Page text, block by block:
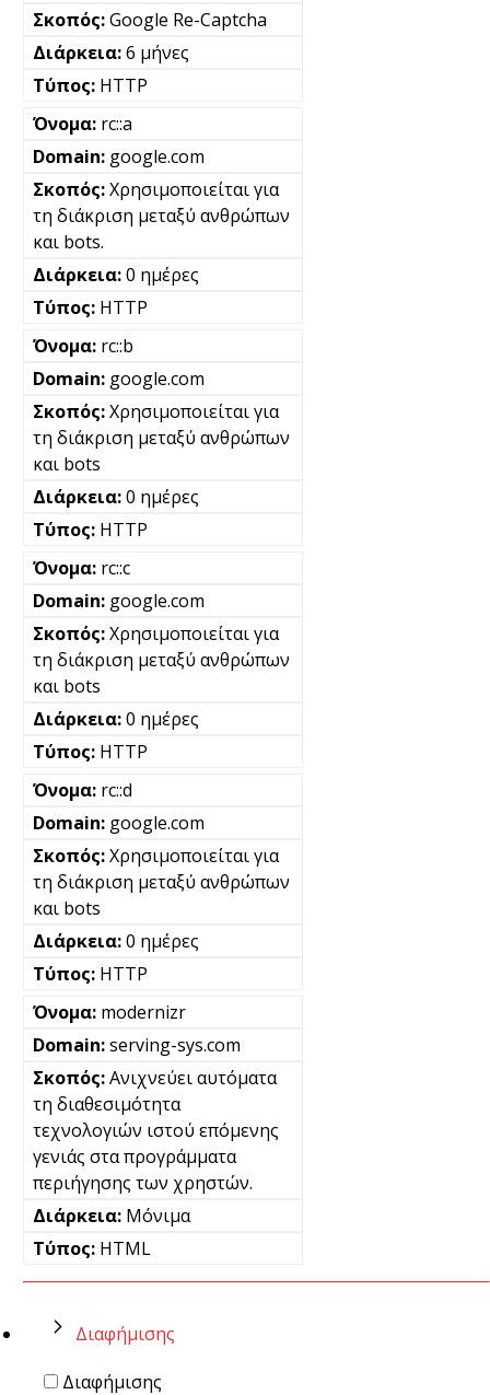
Google Re-Captcha
6 μήνες
HTTP
rc::a
google.com
Χρησιμοποιείται για
τη διάκριση μεταξύ ανθρώπων
και bots.
0 ημέρες
HTTP
rc::b
google.com
Χρησιμοποιείται για
τη διάκριση μεταξύ ανθρώπων
και bots
0 ημέρες
HTTP
rc::c
google.com
Χρησιμοποιείται για
τη διάκριση μεταξύ ανθρώπων
και bots
0 ημέρες
HTTP
rc::d
google.com
Χρησιμοποιείται για
τη διάκριση μεταξύ ανθρώπων
και bots
0 ημέρες
HTTP
modernizr
serving-sys.com
Ανιχνεύει αυτόματα
τη διαθεσιμότητα
τεχνολογιών ιστού επόμενης
γενιάς στα προγράμματα
περιήγησης των χρηστών.
Μόνιμα
HTML
Διαφήμισης
Διαφήμισης